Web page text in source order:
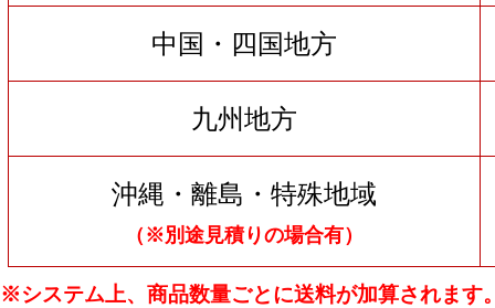
中国・四国地方
九州地方
沖縄・離島・特殊地域
（※別途見積りの場合有）
※システム上、商品数量ごとに送料が加算されます